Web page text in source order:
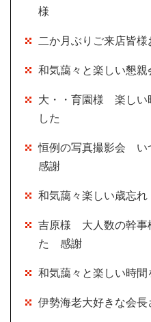
様
二か月ぶりご来店皆
和気藹々と楽しい懇
大・・育園様 楽しい
した
恒例の写真撮影会 い
感謝
和気藹々楽しい歳忘
吉原様 大人数の幹事
た 感謝
和気藹々と楽しい時
伊勢海老大好きな会